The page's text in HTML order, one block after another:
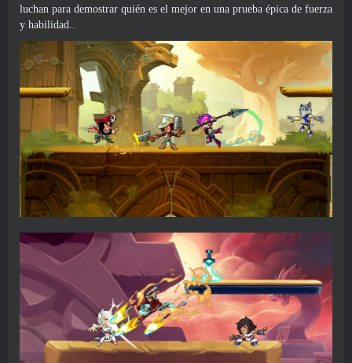
luchan para demostrar quién es el mejor en una prueba épica de fuerza
y ​​habilidad..